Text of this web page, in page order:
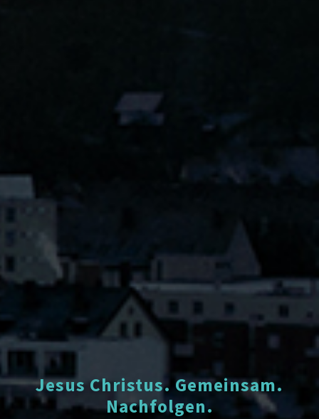
Jesus Christus. Gemeinsam.
Nachfolgen.